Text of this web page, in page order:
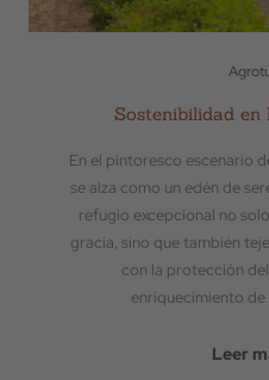
Sostenibilidad en
En el pintoresco escenario
se alza como un edén de
refugio excepcional no
gracia, sino que también
con la protección
enriquecimiento
Leer